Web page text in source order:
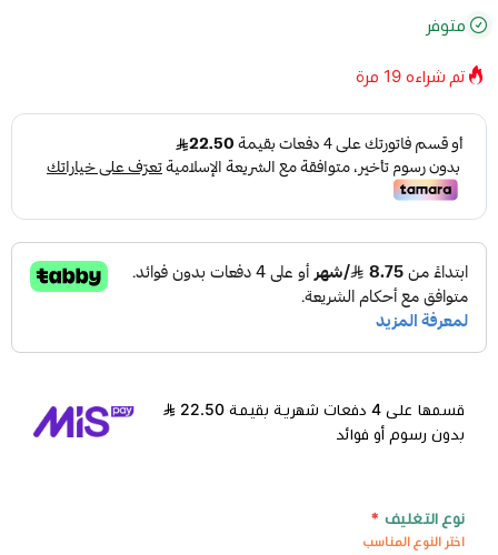
متوفر
تم شراءه 19 مرة
قسمها على 4 دفعات شهرية بقيمة 22.50
بدون رسوم أو فوائد
نوع التغليف *
اختر النوع المناسب